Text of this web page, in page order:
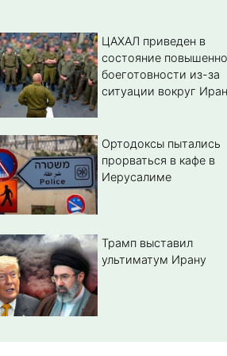
ЦАХАЛ приведен в
состояние
боеготовности из-за
ситуации вокруг
Ортодоксы пытались
прорваться в кафе в
Иерусалиме
Трамп выставил
ультиматум Ирану